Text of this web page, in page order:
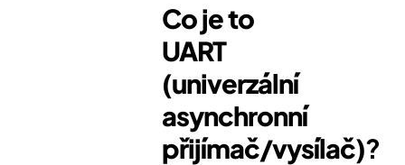
Co je to
UART
(univerzální
asynchronní
přijímač/vysílač)?